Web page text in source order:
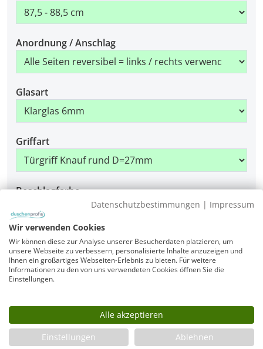
Anordnung / Anschlag
Glasart
Griffart
Beschlagfarbe
Produkt Anzahl: Gib den gewünschten
In den Warenkorb
Artikelnummer
Infos
Datenschutzbestimmungen | Impressum
Wir verwenden Cookies
Wir können diese zur Analyse unserer Besucherdaten platzieren, um
unsere Webseite zu verbessern, personalisierte Inhalte anzuzeigen und
Ihnen ein großartiges Webseiten-Erlebnis zu bieten. Für weitere
Informationen zu den von uns verwendeten Cookies öffnen Sie die
Einstellungen.
Alle akzeptieren
Einstellungen
Ablehnen